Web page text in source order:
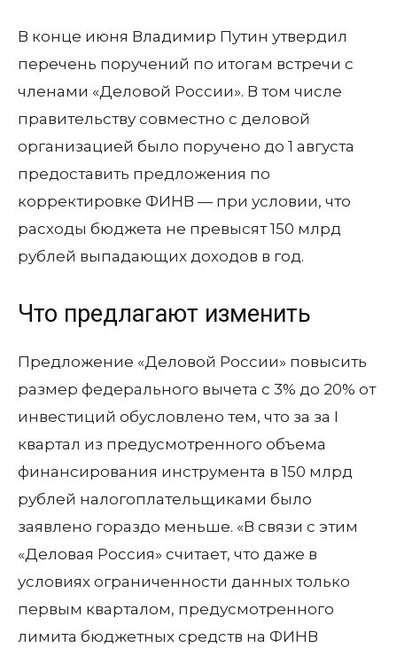
В конце июня Владимир Путин утвердил
перечень поручений по итогам встречи с
членами «Деловой России». В том числе
правительству совместно с деловой
организацией было поручено до 1 августа
предоставить предложения по
корректировке ФИНВ — при условии, что
расходы бюджета не превысят 150 млрд
рублей выпадающих доходов в год.
Что предлагают изменить
Предложение «Деловой России» повысить
размер федерального вычета с 3% до 20% от
инвестиций обусловлено тем, что за за I
квартал из предусмотренного объема
финансирования инструмента в 150 млрд
рублей налогоплательщиками было
заявлено гораздо меньше. «В связи с этим
«Деловая Россия» считает, что даже в
условиях ограниченности данных только
первым кварталом, предусмотренного
лимита бюджетных средств на ФИНВ